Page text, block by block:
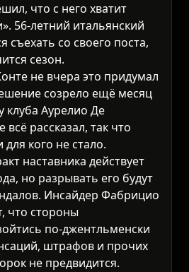
что с него хватит
56-летний итальянский
съехать со своего поста,
сезон.
не вчера это придумал
созрело ещё месяц
клуба Аурелио Де
рассказал, так что
кого не стало.
наставника действует
но разрывать его будут
Инсайдер Фабрицио
что стороны
по-джентльменски
штрафов и прочих
не предвидится.